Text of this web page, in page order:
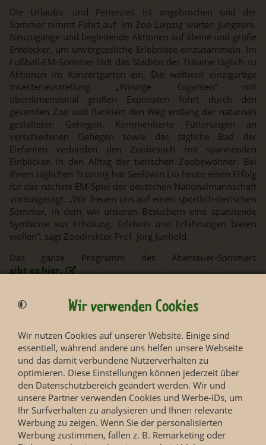
Die Urlaubs- und Ferienzeit ist angebrochen und der
Sommer nimmt Fahrt auf: Im Zoo Leipzig warten Jungtiere,
Neuzugänge und begleitende Aktionen auf kleine und große
Entdecker, um unvergessliche Erlebnisse einzusammeln. Im
Fußball-EM-Sommer lädt das Stadion der Träume täglich zu
Aktionen im Konzertgarten ein. Die weltweit einzigartige
Insektenausstellung „Winzige Giganten“ mit
überdimensional großen Exponaten führt durch den
gesamten Zoo und flankiert den Weg entlang der naturnah
gestalteten Gehegen. Kommentierte Fütterungen an
verschiedenen Gehegen sowie das tägliche Bad der
Elefanten verbinden den Zoobesuch mit spannenden
Einblicken in den Alltag der tierischen Zoobewohner. Bei
ihrem täglichen Training hat Seelöwin Lio heute einen Erfolg
für das nächste EM-Spiel der deutschen Nationalmannschaft
vorausgesagt. „Wir freuen uns auf einen sportlich-tierischen
Sommer, in dem wir unseren Besuchern eine spannende
Symbiose aus Erholung, Erlebnis und Erfahrungen bieten
wollen“, sagt Zoodirektor Prof. Jörg Junhold.
Das ganze Programm des Abenteuer-Sommers
gibt es hier.
In der Kiwara-Kopje, die von den vom Aussterben
NeuzugangMaburiab sofort den Besuchern. Nach ihrer
Ankunft aus Berlin hatte die Nashornkuh hinter den
Kulissen Zeit, sich an die neue Umgebung und ihre
Artgenossen zu gewöhnen, bevor sie nun die weitläufige
Außenanlage entdeckt und neben dem Nashornbullen
Vunguund den beiden Weibchen SarafineundSabazu
sehen ist.
Auch in der Tiger-Taiga gibt es Neuigkeiten: Die sechs Jahre
Wir verwenden Cookies
Wir nutzen Cookies auf unserer Website. Einige sind
essentiell, während andere uns helfen unsere Webseite
und das damit verbundene Nutzerverhalten zu
optimieren. Diese Einstellungen können jederzeit über
den Datenschutzbereich geändert werden. Wir und
unsere Partner verwenden Cookies und Werbe-IDs, um
Ihr Surfverhalten zu analysieren und Ihnen relevante
Werbung zu zeigen. Wenn Sie der personalisierten
Werbung zustimmen, fallen z. B. Remarketing oder